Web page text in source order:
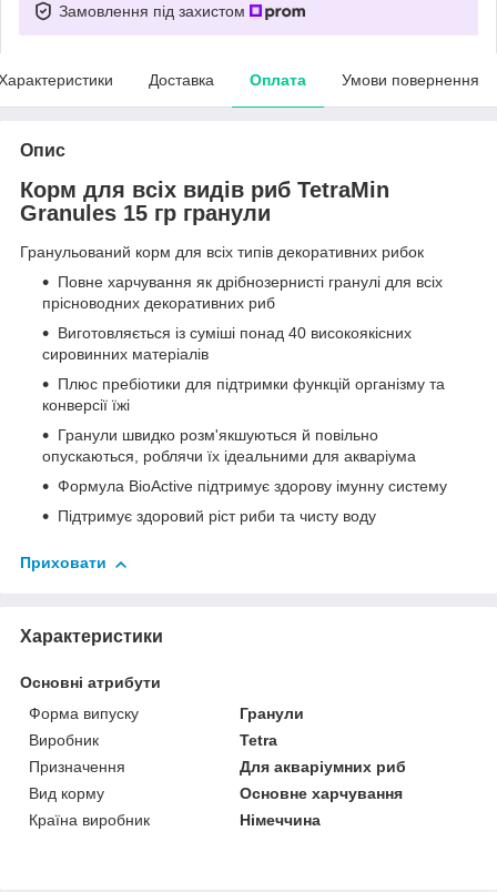
Замовлення під захистом
Доставка Оплата Умови повернення
Опис
Корм для всіх видів риб TetraMin
Granules 15 гр гранули
Гранульований корм для всіх типів декоративних рибок
Повне харчування як дрібнозернисті гранулі для всіх
прісноводних декоративних риб
Виготовляється із суміші понад 40 високоякісних
сировинних матеріалів
Плюс пребіотики для підтримки функцій організму та
конверсії їжі
Гранули швидко розм'якшуються й повільно
опускаються, роблячи їх ідеальними для акваріума
Формула BioActive підтримує здорову імунну систему
Підтримує здоровий ріст риби та чисту воду
Приховати
Характеристики
Основні атрибути
Форма випуску
Гранули
Виробник
Tetra
Призначення
Для акваріумних риб
Вид корму
Основне харчування
Країна виробник
Німеччина